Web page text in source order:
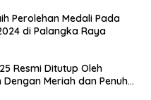
Perolehan Medali Pada
di Palangka Raya
Resmi Ditutup Oleh
Meriah dan Penuh